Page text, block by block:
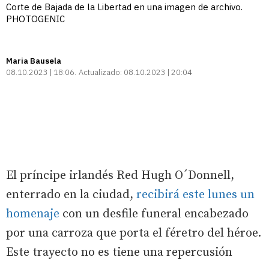
Corte de Bajada de la Libertad en una imagen de archivo.
PHOTOGENIC
Maria Bausela
08.10.2023 | 18:06 Actualizado: 08.10.2023 | 20:04
El príncipe irlandés Red Hugh O´Donnell,
enterrado en la ciudad, recibirá este lunes un
homenaje con un desfile funeral encabezado
por una carroza que porta el féretro del héroe.
Este trayecto no es tiene una repercusión